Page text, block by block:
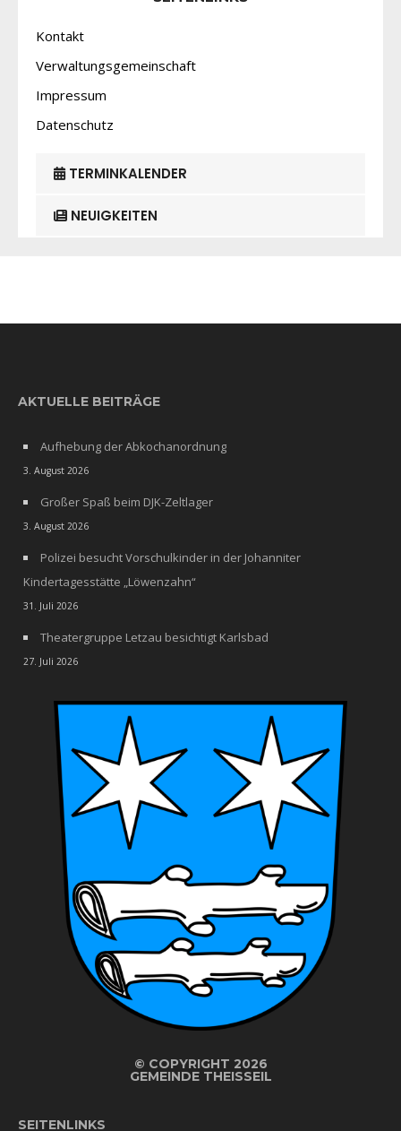
Kontakt
Verwaltungsgemeinschaft
Impressum
Datenschutz
TERMINKALENDER
NEUIGKEITEN
AKTUELLE BEITRÄGE
Aufhebung der Abkochanordnung
3. August 2026
Großer Spaß beim DJK-Zeltlager
3. August 2026
Polizei besucht Vorschulkinder in der Johanniter
Kindertagesstätte „Löwenzahn“
31. Juli 2026
Theatergruppe Letzau besichtigt Karlsbad
27. Juli 2026
© COPYRIGHT 2026
GEMEINDE THEISSEIL
SEITENLINKS